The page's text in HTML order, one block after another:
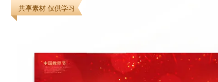
共享素材 仅供学习